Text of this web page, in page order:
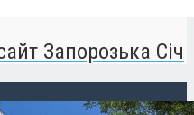
Запорозька Січ